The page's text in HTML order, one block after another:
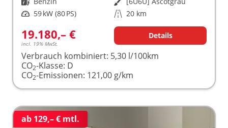
Leistung 59 kW (80 PS) Kilometerstand 20 km
19.180,– €
incl. 19% MwSt.
Details
Verbrauch kombiniert: 5,30 l/100km
CO2-Klasse: D
CO2-Emissionen: 121,00 g/km
ab 129,– € mtl.